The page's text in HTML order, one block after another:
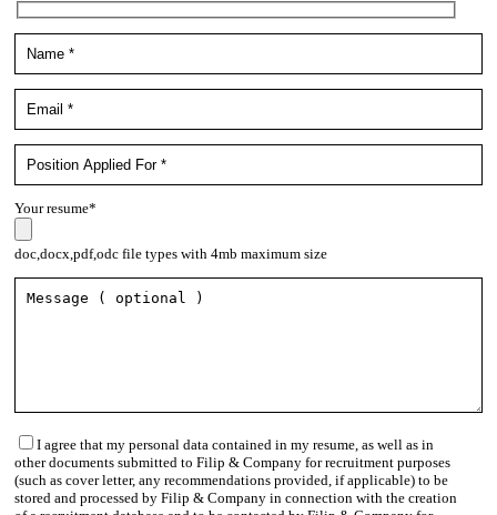
Your resume*
doc,docx,pdf,odc file types with 4mb maximum size
I agree that my personal data contained in my resume, as well as in
other documents submitted to Filip & Company for recruitment purposes
(such as cover letter, any recommendations provided, if applicable) to be
stored and processed by Filip & Company in connection with the creation